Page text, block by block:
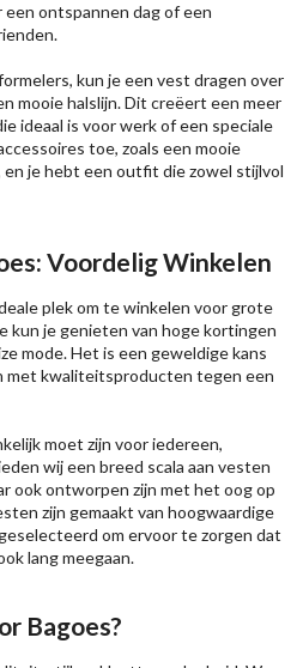
ontspannen dag of een
kun je een vest dragen over
mooie halslijn. Dit creëert een meer
ideaal is voor werk of een speciale
toe, zoals een mooie
je hebt een outfit die zowel stijlvol
Voordelig Winkelen
plek om te winkelen voor grote
kun je genieten van hoge kortingen
mode. Het is een geweldige kans
met kwaliteitsproducten tegen een
moet zijn voor iedereen,
wij een breed scala aan vesten
ook ontworpen zijn met het oog op
zijn gemaakt van hoogwaardige
om ervoor te zorgen dat
lang meegaan.
Bagoes?